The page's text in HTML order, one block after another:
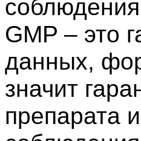
соблюдения
GMP – это
данных,
значит
препарата